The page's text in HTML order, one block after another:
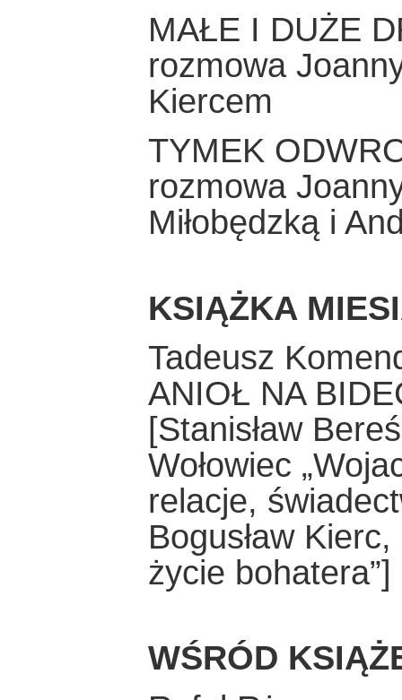
MAŁE I DUŻE
rozmowa
Kiercem
TYMEK
rozmowa
Miłobędzką i
KSIĄŻKA
Tadeusz
ANIOŁ NA
[Stanisław
Wołowiec
relacje,
Bogusław
życie bohatera”]
WŚRÓD